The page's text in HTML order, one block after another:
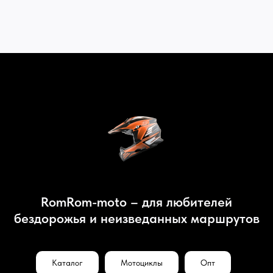
RomRom-moto – для любителей
бездорожья и неизведанных маршрутов
Каталог Мотоциклы Опт